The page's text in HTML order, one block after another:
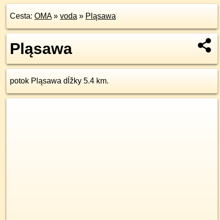
Cesta: OMA» voda » Pląsawa
Pląsawa
potok Pląsawa dĺžky 5.4 km.